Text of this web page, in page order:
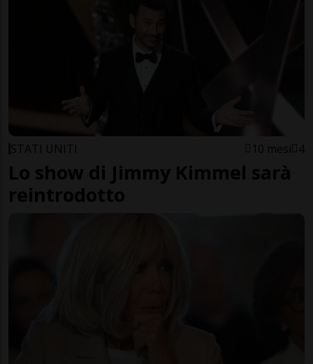
STATI UNITI 10 mesi 4
Lo show di Jimmy Kimmel sarà
reintrodotto